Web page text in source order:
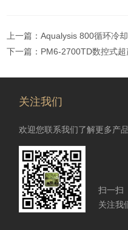
上一篇：Aqualysis 800循环冷
下一篇： PM6-2700TD数控式
关注我们
欢迎您联系我们了解更多产
扫一扫
关注我